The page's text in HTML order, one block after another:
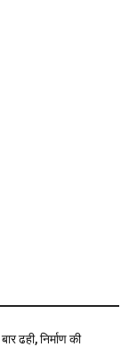
ढही, निर्माण की